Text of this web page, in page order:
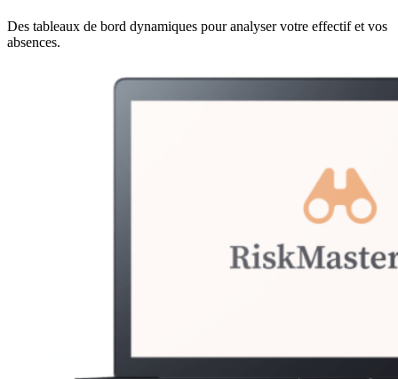
Des tableaux de bord dynamiques pour analyser votre effectif et vos
absences.